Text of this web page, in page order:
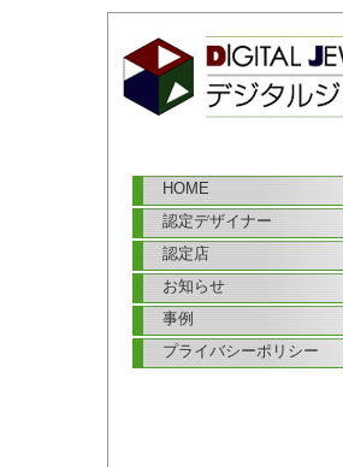
HOME
認定デザイナー
認定店
お知らせ
事例
プライバシーポリシー